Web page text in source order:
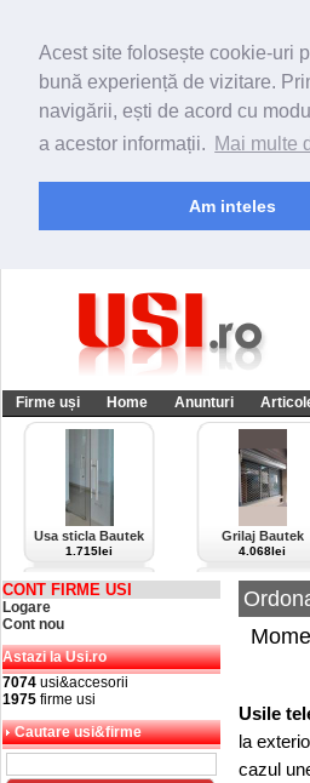
Acest site folosește cookie-uri
bună experiență de vizitare.
navigării, ești de acord cu
a acestor informații. Mai multe
Am inteles
Firme uși Home Anunturi
Usa sticla Bautek
1.715lei
Grilaj Bautek
4.068lei
CONT FIRME USI
Logare
Cont nou
Astazi la Usi.ro
7074 usi&accesorii
1975 firme usi
Cautare usi&firme
Usile
la
cazul